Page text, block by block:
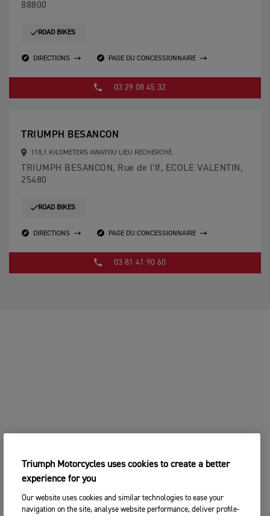
88800
ROAD BIKES
DIRECTIONS PAGE DU CONCESSIONNAIRE
03 29 08 45 32
TRIUMPH BESANCON
118,1 KILOMETERS AWAYDU LIEU RECHERCHÉ.
TRIUMPH BESANCON, Rue de l'If, ECOLE VALENTIN,
25480
ROAD BIKES
DIRECTIONS PAGE DU CONCESSIONNAIRE
03 81 41 90 60
Triumph Motorcycles uses cookies to create a better
experience for you
Our website uses cookies and similar technologies to ease your
navigation on the site, analyse website performance, deliver profile-